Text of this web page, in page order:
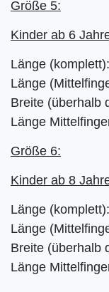
Größe 5:
Kinder ab 6
Länge
Länge
Breite (überhalb
Länge
Größe 6:
Kinder ab 8
Länge
Länge
Breite (überhalb
Länge